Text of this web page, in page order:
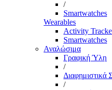
/
Smartwatches
Wearables
Activity
Smartwatches
Αναλώσιμα
Γραφική Ύλη
/
Διαφημιστικά
/